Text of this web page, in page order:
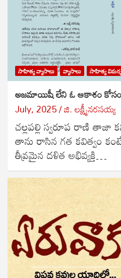
సాహిత్య వ్యాసాలు వ్యాసాలు సాహిత్య
అజమాయిషీ లేని ఓ ఆకాశం కోసం
July, 2025 జి. లక్ష్మీనరసయ్య
చల్లపల్లి స్వరూప రాణి తాజా
తాను రాసిన గత కవిత్వం
తీవ్రమైన దళిత అభివ్యక్తి…